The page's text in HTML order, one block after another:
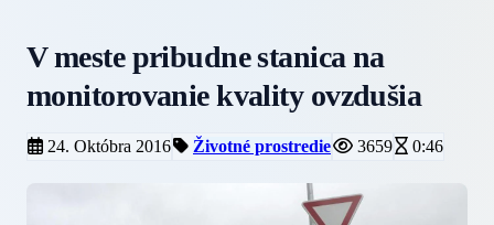
V meste pribudne stanica na
monitorovanie kvality ovzdušia
24. Októbra 2016 Životné prostredie 3659 0:46